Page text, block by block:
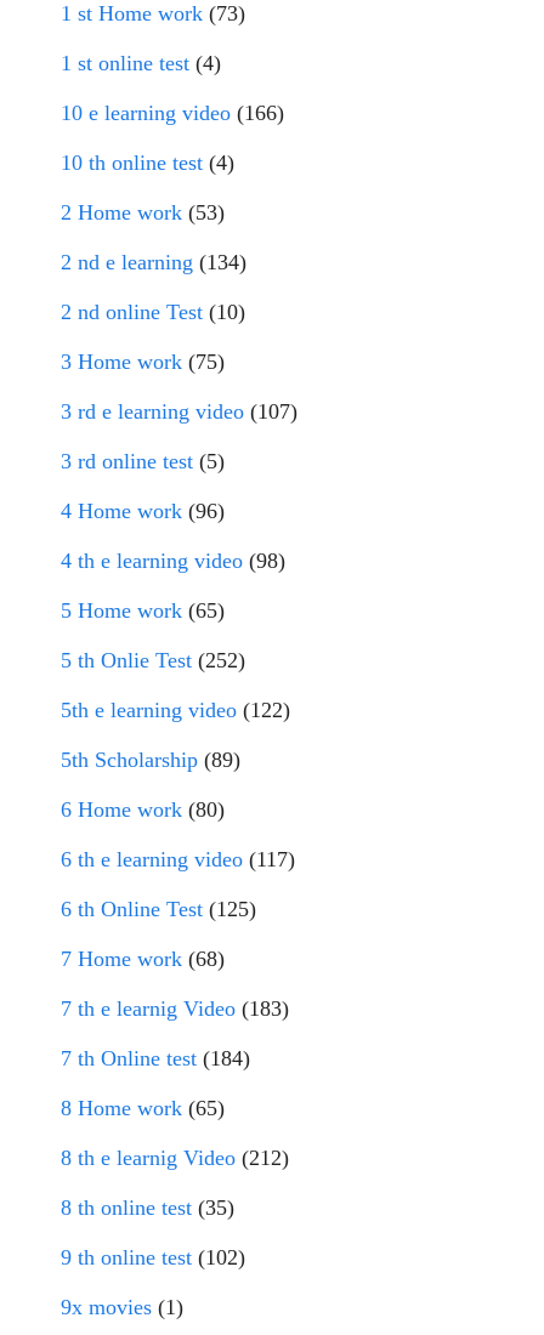
1 st Home work (73)
1 st online test (4)
10 e learning video (166)
10 th online test (4)
2 Home work (53)
2 nd e learning (134)
2 nd online Test (10)
3 Home work (75)
3 rd e learning video (107)
3 rd online test (5)
4 Home work (96)
4 th e learning video (98)
5 Home work (65)
5 th Onlie Test (252)
5th e learning video (122)
5th Scholarship (89)
6 Home work (80)
6 th e learning video (117)
6 th Online Test (125)
7 Home work (68)
7 th e learnig Video (183)
7 th Online test (184)
8 Home work (65)
8 th e learnig Video (212)
8 th online test (35)
9 th online test (102)
9x movies (1)